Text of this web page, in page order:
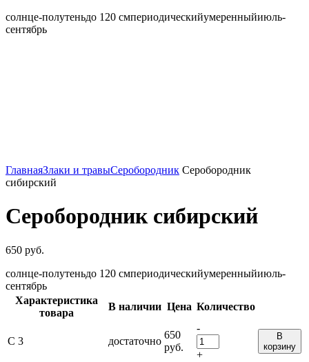
солнце-полутеньдо 120 смпериодическийумеренныйиюль-
сентябрь
ГлавнаяЗлаки и травыСеробородник Серобородник
сибирский
Серобородник сибирский
650 руб.
солнце-полутеньдо 120 смпериодическийумеренныйиюль-
сентябрь
Характеристика
товара
В наличии Цена Количество
С 3 достаточно
650
руб.
-
+
В
корзину